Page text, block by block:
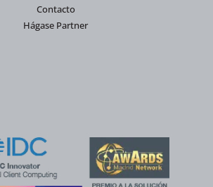
Contacto
Hágase Partner